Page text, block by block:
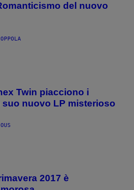
del nuovo
Twin piacciono i
nuovo LP misterioso
2017 è